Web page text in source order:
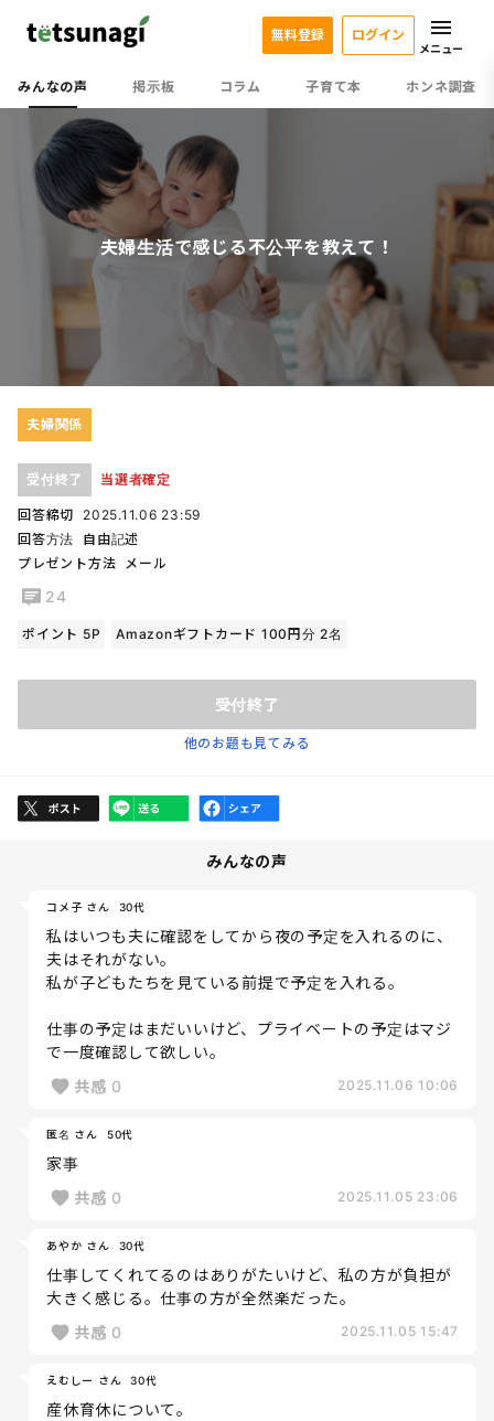
みんなの声 掲示板 コラム 子育て本 ホンネ調査
無料登録 ログイン
メニュー
夫婦生活で感じる不公平を教えて！
夫婦関係
受付終了 当選者確定
回答締切
2025.11.06 23:59
回答方法
自由記述
プレゼント方法
メール
24
ポイント 5P Amazonギフトカード 100円分 2名
受付終了
他のお題も見てみる
みんなの声
コメ子 さん 30代
私はいつも夫に確認をしてから夜の予定を入れるのに、
夫はそれがない。
私が子どもたちを見ている前提で予定を入れる。
仕事の予定はまだいいけど、プライベートの予定はマジ
で一度確認して欲しい。
共感 0 2025.11.06 10:06
匿名 さん 50代
家事
共感 0 2025.11.05 23:06
あやか さん 30代
仕事してくれてるのはありがたいけど、私の方が負担が
大きく感じる。仕事の方が全然楽だった。
共感 0 2025.11.05 15:47
えむしー さん 30代
産休育休について。